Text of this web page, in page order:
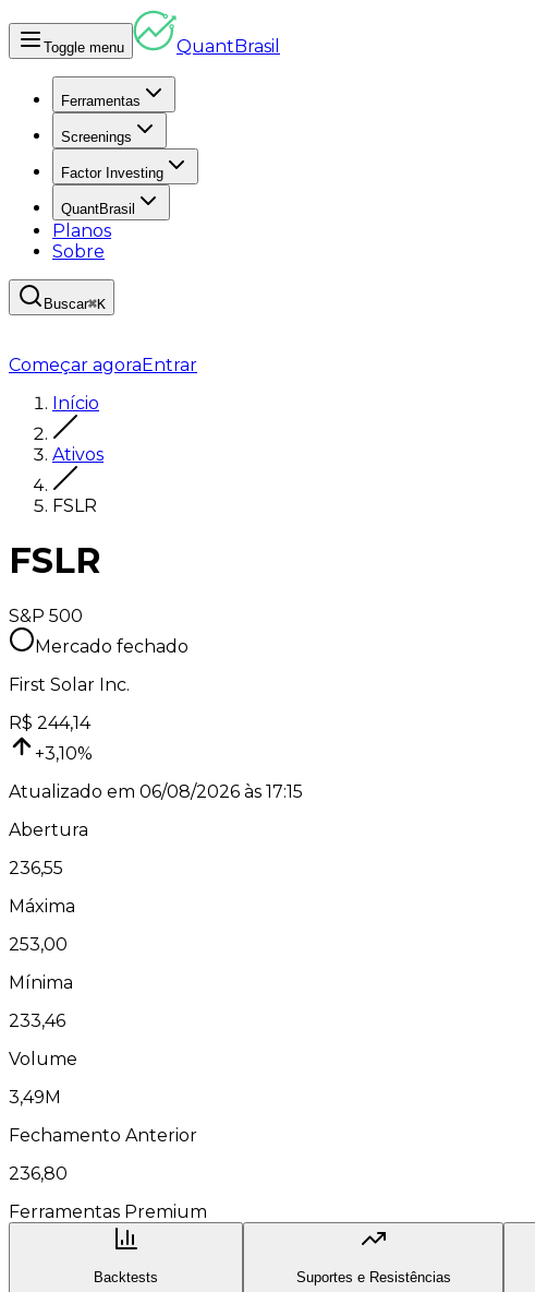
Toggle menu QuantBrasil
Ferramentas
Screenings
Factor Investing
QuantBrasil
Planos
Sobre
Buscar⌘K
Começar agoraEntrar
Início
Ativos
FSLR
FSLR
S&P 500
Mercado fechado
First Solar Inc.
R$ 244,14
+3,10%
Atualizado em 06/08/2026 às 17:15
Abertura
236,55
Máxima
253,00
Mínima
233,46
Volume
3,49M
Fechamento Anterior
236,80
Ferramentas Premium
Backtests
Suportes e Resistências